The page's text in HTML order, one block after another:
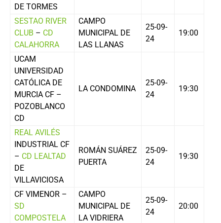
DE TORMES
SESTAO RIVER
CLUB – CD
CALAHORRA
CAMPO
MUNICIPAL DE
LAS LLANAS
25-09-
24
19:00
UCAM
UNIVERSIDAD
CATÓLICA DE
MURCIA CF –
POZOBLANCO
CD
LA CONDOMINA
25-09-
24
19:30
REAL AVILÉS
INDUSTRIAL CF
– CD LEALTAD
DE
VILLAVICIOSA
ROMÁN SUÁREZ
PUERTA
25-09-
24
19:30
CF VIMENOR –
SD
COMPOSTELA
CAMPO
MUNICIPAL DE
LA VIDRIERA
25-09-
24
20:00